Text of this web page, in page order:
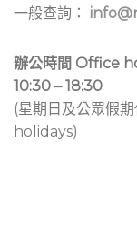
一般查詢：
辦公時間 Office
10:30 – 18:30
(星期日及公眾假
holidays)